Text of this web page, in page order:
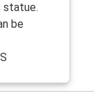
statue.
be